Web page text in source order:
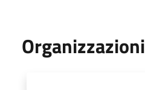
Organizzazioni